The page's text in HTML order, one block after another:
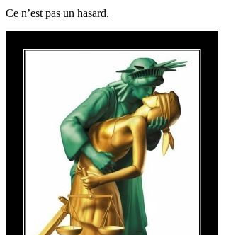
Ce n’est pas un hasard.